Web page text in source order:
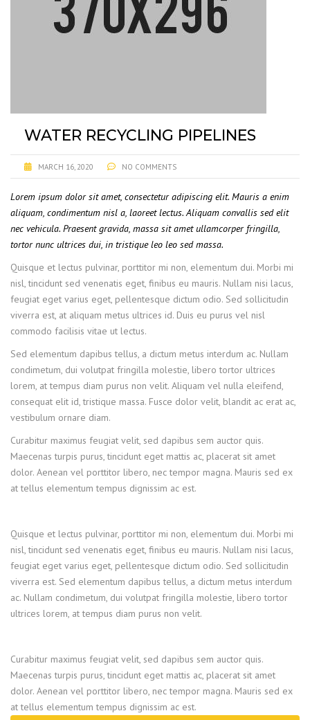
WATER RECYCLING PIPELINES
MARCH 16, 2020 NO COMMENTS
Lorem ipsum dolor sit amet, consectetur adipiscing elit. Mauris a enim
aliquam, condimentum nisl a, laoreet lectus. Aliquam convallis sed elit
nec vehicula. Praesent gravida, massa sit amet ullamcorper fringilla,
tortor nunc ultrices dui, in tristique leo leo sed massa.
Quisque et lectus pulvinar, porttitor mi non, elementum dui. Morbi mi
nisl, tincidunt sed venenatis eget, finibus eu mauris. Nullam nisi lacus,
feugiat eget varius eget, pellentesque dictum odio. Sed sollicitudin
viverra est, at aliquam metus ultrices id. Duis eu purus vel nisl
commodo facilisis vitae ut lectus.
Sed elementum dapibus tellus, a dictum metus interdum ac. Nullam
condimetum, dui volutpat fringilla molestie, libero tortor ultrices
lorem, at tempus diam purus non velit. Aliquam vel nulla eleifend,
consequat elit id, tristique massa. Fusce dolor velit, blandit ac erat ac,
vestibulum ornare diam.
Curabitur maximus feugiat velit, sed dapibus sem auctor quis.
Maecenas turpis purus, tincidunt eget mattis ac, placerat sit amet
dolor. Aenean vel porttitor libero, nec tempor magna. Mauris sed ex
at tellus elementum tempus dignissim ac est.
Quisque et lectus pulvinar, porttitor mi non, elementum dui. Morbi mi
nisl, tincidunt sed venenatis eget, finibus eu mauris. Nullam nisi lacus,
feugiat eget varius eget, pellentesque dictum odio. Sed sollicitudin
viverra est. Sed elementum dapibus tellus, a dictum metus interdum
ac. Nullam condimetum, dui volutpat fringilla molestie, libero tortor
ultrices lorem, at tempus diam purus non velit.
Curabitur maximus feugiat velit, sed dapibus sem auctor quis.
Maecenas turpis purus, tincidunt eget mattis ac, placerat sit amet
dolor. Aenean vel porttitor libero, nec tempor magna. Mauris sed ex
at tellus elementum tempus dignissim ac est.